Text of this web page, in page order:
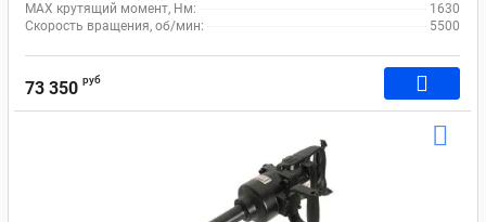
MAX крутящий момент, Нм:
1630
Скорость вращения, об/мин:
5500
73 350 руб